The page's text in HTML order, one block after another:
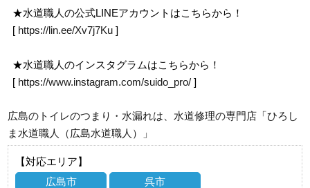
★水道職人の公式LINEアカウントはこちらから！
[ https://lin.ee/Xv7j7Ku ]
★水道職人のインスタグラムはこちらから！
[ https://www.instagram.com/suido_pro/ ]
広島のトイレのつまり・水漏れは、水道修理の専門店「ひろし
ま水道職人（広島水道職人）」
【対応エリア】
広島市
呉市